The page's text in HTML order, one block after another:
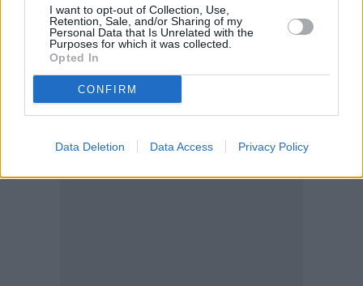
I want to opt-out of Collection, Use,
Retention, Sale, and/or Sharing of my
Personal Data that Is Unrelated with the
Purposes for which it was collected.
Opted In
CONFIRM
Data Deletion Data Access Privacy Policy
διείσδυση, με μικρή, όμως, υποχώρηση σε σχέση με
τον Σφυγμό Ιουνίου. Ακολουθούν η Ελληνική Λύση
με 7%, το ΚΚΕ με 5,5%, η Φωνή Λογικής με 4%, η
Πλεύση Ελευθερίας με 3,5% και το ΜέΡΑ25 με 3%.